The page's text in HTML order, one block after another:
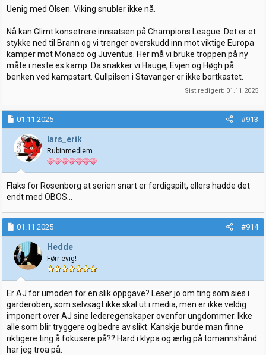
Uenig med Olsen. Viking snubler ikke nå.
Nå kan Glimt konsetrere innsatsen på Champions League. Det er et
stykke ned til Brann og vi trenger overskudd inn mot viktige Europa
kamper mot Monaco og Juventus. Her må vi bruke troppen på ny
måte i neste es kamp. Da snakker vi Hauge, Evjen og Høgh på
benken ved kampstart. Gullpilsen i Stavanger er ikke bortkastet.
Sist redigert: 01.11.2025
01.11.2025 #913
lars_erik
Rubinmedlem
Flaks for Rosenborg at serien snart er ferdigspilt, ellers hadde det
endt med OBOS...
01.11.2025 #914
Hedde
Førr evig!
Er AJ for umoden for en slik oppgave? Leser jo om ting som sies i
garderoben, som selvsagt ikke skal ut i media, men er ikke veldig
imponert over AJ sine lederegenskaper ovenfor ungdommer. Ikke
alle som blir tryggere og bedre av slikt. Kanskje burde man finne
riktigere ting å fokusere på?? Hard i klypa og ærlig på tomannshånd
har jeg troa på.